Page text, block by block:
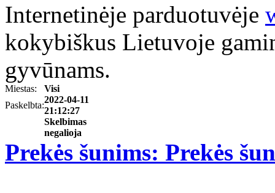
Internetinėje parduotuvėje
kokybiškus Lietuvoje
gyvūnams.
Miestas:
Visi
Paskelbta:
2022-04-11
21:12:27
Skelbimas
negalioja
Prekės šunims: Prekės